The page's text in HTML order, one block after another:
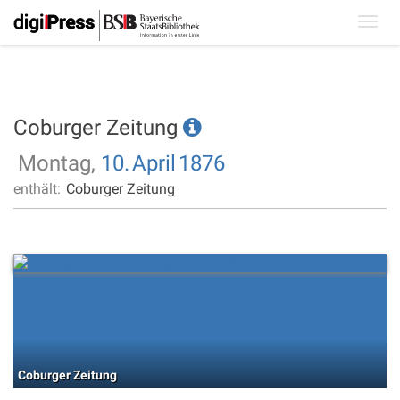
Coburger Zeitung
Montag, 10.April 1876
enthält: Coburger Zeitung
Coburger Zeitung